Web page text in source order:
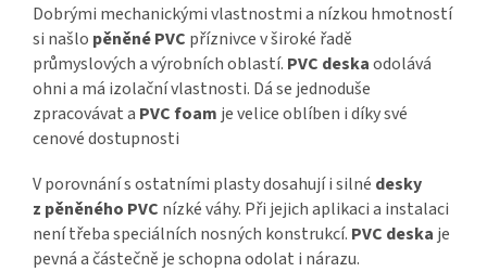
Dobrými mechanickými vlastnostmi a nízkou hmotností
si našlo pěněné PVC příznivce v široké řadě
průmyslových a výrobních oblastí. PVC deskaodolává
ohni a má izolační vlastnosti. Dá se jednoduše
zpracovávat a PVC foam je velice oblíben i díky své
cenové dostupnosti
V porovnání s ostatními plasty dosahují i silné desky
z pěněného PVC nízké váhy. Při jejich aplikaci a instalaci
není třeba speciálních nosných konstrukcí. PVC deska je
pevná a částečně je schopna odolat i nárazu.